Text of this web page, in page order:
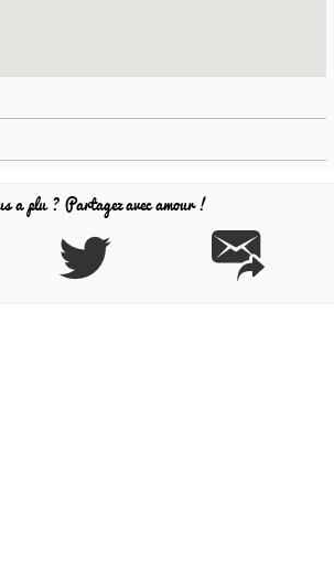
a plu ? Partagez avec amour !